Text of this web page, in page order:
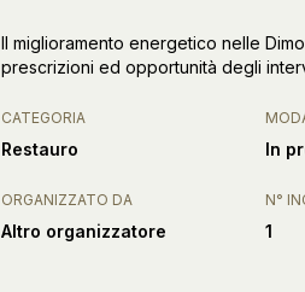
Il miglioramento energetico nelle
prescrizioni ed opportunità degli
CATEGORIA
Restauro In
ORGANIZZATO DA
Altro organizzatore
N°
1